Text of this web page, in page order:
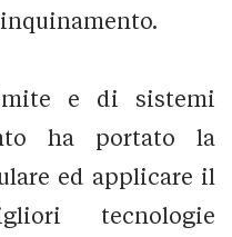
e di sistemi
ha portato la
ed applicare il
tecnologie